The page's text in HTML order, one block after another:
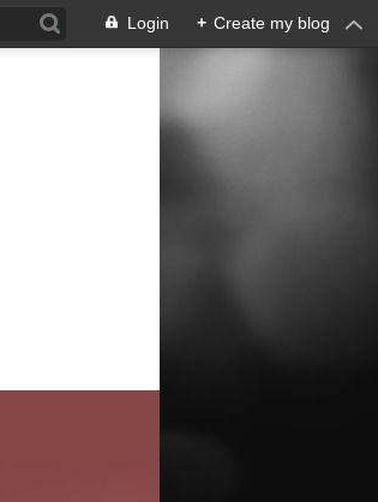
Login + Create my blog